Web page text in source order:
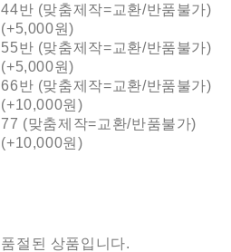
44반 (맞춤제작=교환/반품불가)
(+5,000원)
55반 (맞춤제작=교환/반품불가)
(+5,000원)
66반 (맞춤제작=교환/반품불가)
(+10,000원)
77 (맞춤제작=교환/반품불가)
(+10,000원)
품절된 상품입니다.